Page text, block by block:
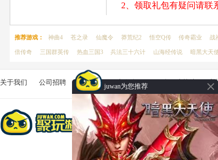
2、领取礼包有疑问请联
推荐游戏： 神曲4 苍之录 仙魔令 莽荒纪2 悟空Q传 传奇霸业 战
倍传奇 三国群英传 热血三国3 兵法三十六计 山海经传说 暗黑大天
juwan为您推荐
关于我们 公司招聘 客服中心 商务合作 家
Copyright © 2026 聚玩游戏_网页游戏平台_
苏ICP备2024142278号-3 苏网文〔2018〕
抵制不良游戏，拒绝盗版游戏。 注意自我